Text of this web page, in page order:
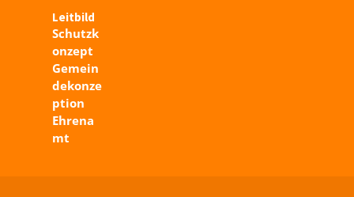
Leitbild
Schutzk
onzept
Gemein
dekonze
ption
Ehrena
mt